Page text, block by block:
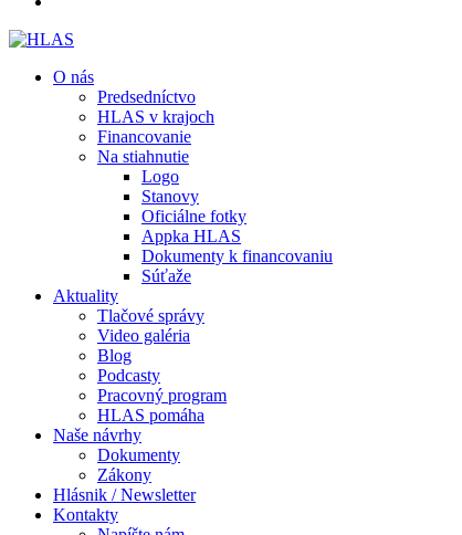
O nás
Predsedníctvo
HLAS v krajoch
Financovanie
Na stiahnutie
Logo
Stanovy
Oficiálne fotky
Appka HLAS
Dokumenty k financovaniu
Súťaže
Aktuality
Tlačové správy
Video galéria
Blog
Podcasty
Pracovný program
HLAS pomáha
Naše návrhy
Dokumenty
Zákony
Hlásnik / Newsletter
Kontakty